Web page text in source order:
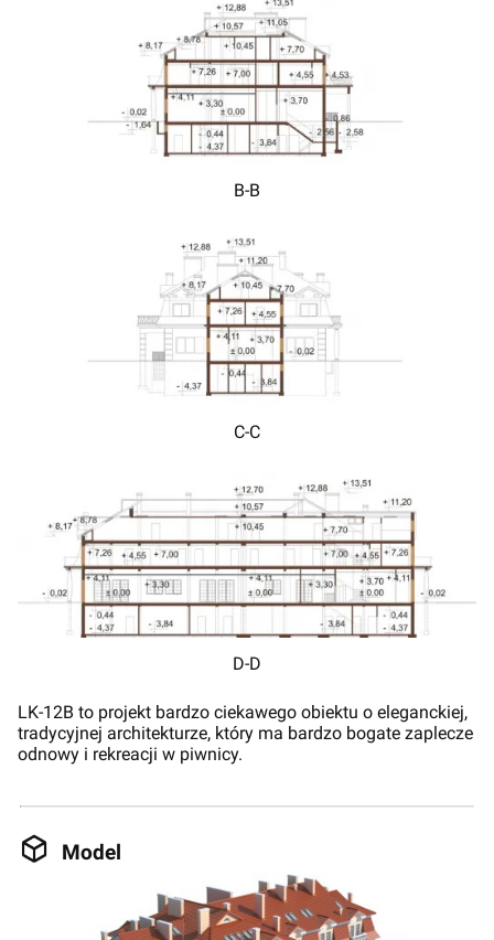
B-B
C-C
D-D
LK-12B to projekt bardzo ciekawego obiektu o eleganckiej,
tradycyjnej architekturze, który ma bardzo bogate zaplecze
odnowy i rekreacji w piwnicy.
Model